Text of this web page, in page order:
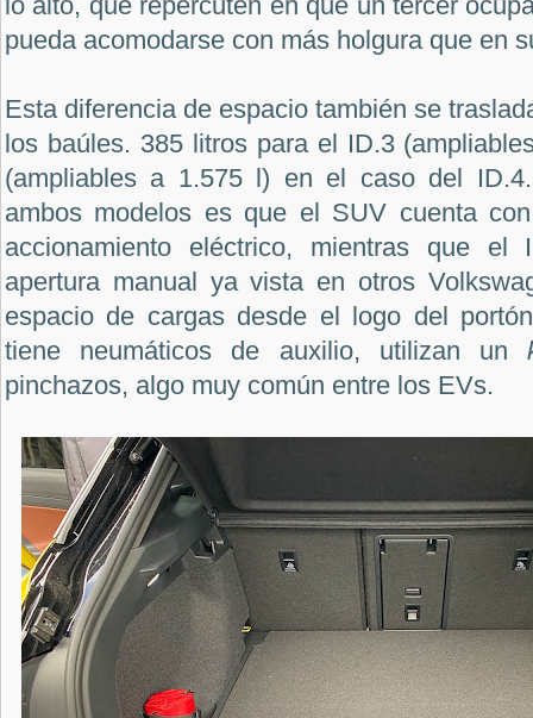
pueda acomodarse con más holgura que en
Esta diferencia de espacio también se
los baúles. 385 litros para el ID.3
(ampliables a 1.575 l) en el caso del
ambos modelos es que el SUV cuenta
accionamiento eléctrico, mientras que
apertura manual ya vista en otros
espacio de cargas desde el logo del
tiene neumáticos de auxilio, utilizan un
pinchazos, algo muy común entre los EVs.